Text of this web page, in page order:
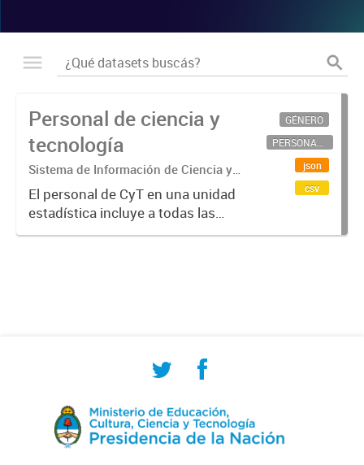
Personal de ciencia y
tecnología
Sistema de Información de Ciencia y
Tecnología Argentino (SICYTAR)
El personal de CyT en una unidad
estadística incluye a todas las
personas involucradas
GÉNERO
PERSONAL CIENTÍFICO-TECNOLÓGICO
json
csv